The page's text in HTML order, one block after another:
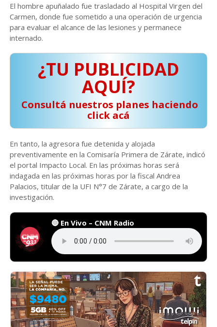
El hombre apuñalado fue trasladado al Hospital Virgen del
Carmen, donde fue sometido a una operación de urgencia
para evaluar el alcance de las lesiones y permanece
internado.
¿TU PUBLICIDAD
AQUÍ?
️ Consultá nuestros planes haciendo
click acá
En tanto, la agresora fue detenida y alojada
preventivamente en la Comisaría Primera de Zárate, indicó
el portal Impacto Local. En las próximas horas será
indagada en las próximas horas por la fiscal Andrea
Palacios, titular de la UFI N°7 de Zárate, a cargo de la
investigación.
🔴 En Vivo – CNM Radio